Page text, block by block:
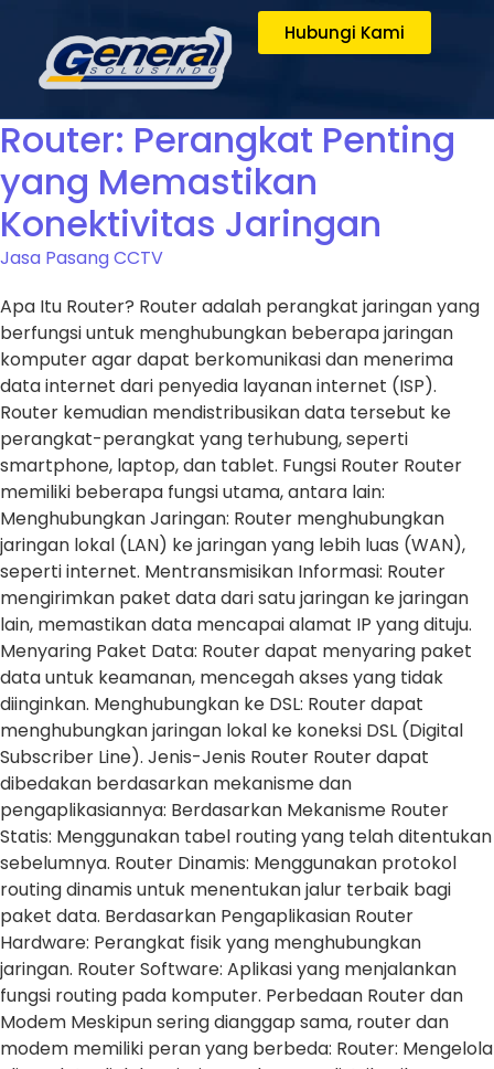
Hubungi Kami
Router: Perangkat Penting
yang Memastikan
Konektivitas Jaringan
Jasa Pasang CCTV
Apa Itu Router? Router adalah perangkat jaringan yang
berfungsi untuk menghubungkan beberapa jaringan
komputer agar dapat berkomunikasi dan menerima
data internet dari penyedia layanan internet (ISP).
Router kemudian mendistribusikan data tersebut ke
perangkat-perangkat yang terhubung, seperti
smartphone, laptop, dan tablet. Fungsi Router Router
memiliki beberapa fungsi utama, antara lain:
Menghubungkan Jaringan: Router menghubungkan
jaringan lokal (LAN) ke jaringan yang lebih luas (WAN),
seperti internet. Mentransmisikan Informasi: Router
mengirimkan paket data dari satu jaringan ke jaringan
lain, memastikan data mencapai alamat IP yang dituju.
Menyaring Paket Data: Router dapat menyaring paket
data untuk keamanan, mencegah akses yang tidak
diinginkan. Menghubungkan ke DSL: Router dapat
menghubungkan jaringan lokal ke koneksi DSL (Digital
Subscriber Line). Jenis-Jenis Router Router dapat
dibedakan berdasarkan mekanisme dan
pengaplikasiannya: Berdasarkan Mekanisme Router
Statis: Menggunakan tabel routing yang telah ditentukan
sebelumnya. Router Dinamis: Menggunakan protokol
routing dinamis untuk menentukan jalur terbaik bagi
paket data. Berdasarkan Pengaplikasian Router
Hardware: Perangkat fisik yang menghubungkan
jaringan. Router Software: Aplikasi yang menjalankan
fungsi routing pada komputer. Perbedaan Router dan
Modem Meskipun sering dianggap sama, router dan
modem memiliki peran yang berbeda: Router: Mengelola